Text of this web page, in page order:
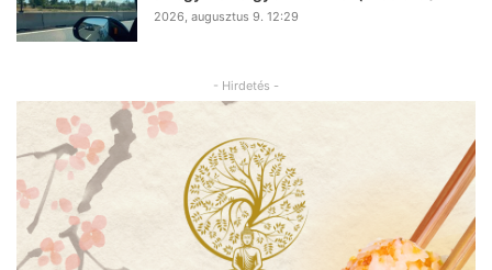
2026, augusztus 9. 12:29
- Hirdetés -